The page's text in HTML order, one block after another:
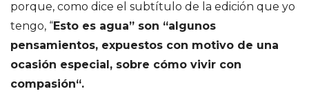
porque, como dice el subtítulo de la edición que yo
tengo, “Esto es agua” son “algunos
pensamientos, expuestos con motivo de una
ocasión especial, sobre cómo vivir con
compasión“.